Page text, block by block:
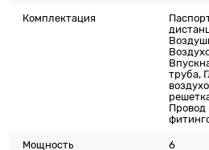
Комплектация
труба,
Провод
Мощность 6